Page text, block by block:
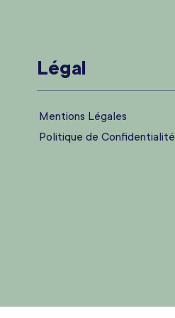
Légal
Mentions Légales
Politique de Confidentialité